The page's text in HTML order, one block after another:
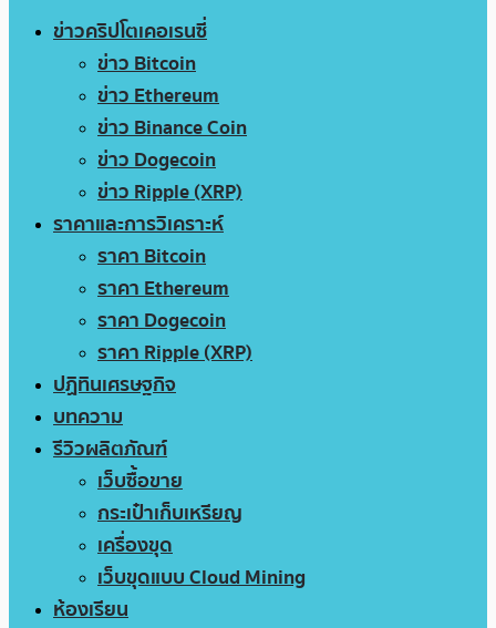
ข่าวคริปโตเคอเรนซี่
ข่าว Bitcoin
ข่าว Ethereum
ข่าว Binance Coin
ข่าว Dogecoin
ข่าว Ripple (XRP)
ราคาและการวิเคราะห์
ราคา Bitcoin
ราคา Ethereum
ราคา Dogecoin
ราคา Ripple (XRP)
ปฏิทินเศรษฐกิจ
บทความ
รีวิวผลิตภัณฑ์
เว็บซื้อขาย
กระเป๋าเก็บเหรียญ
เครื่องขุด
เว็บขุดแบบ Cloud Mining
ห้องเรียน